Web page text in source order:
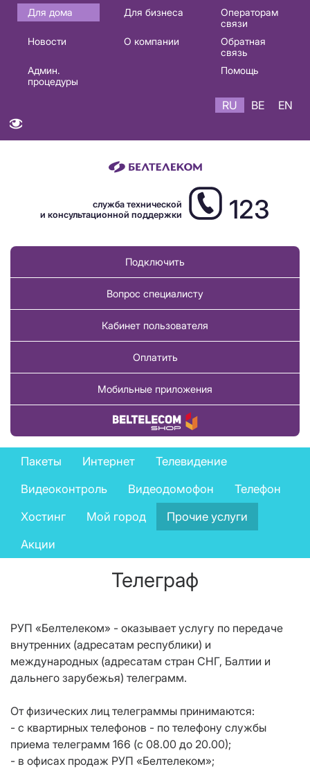
Основная
навигация
Для дома Для бизнеса
Операторам
связи
Новости
О компании
Обратная
связь
Админ.
процедуры
Помощь
RU BE EN
служба технической
и консультационной поддержки
123
Подключить
Вопрос специалисту
Кабинет пользователя
Оплатить
Мобильные приложения
Купить товар
Private
services
menu
Пакеты Интернет
Телевидение
Видеоконтроль
Видеодомофон
Телефон
Хостинг
Мой город
Прочие услуги
Акции
Телеграф
РУП «Белтелеком» - оказывает услугу по передаче
внутренних (адресатам республики) и
международных (адресатам стран СНГ, Балтии и
дальнего зарубежья) телеграмм.
От физических лиц телеграммы принимаются:
- с квартирных телефонов - по телефону службы
приема телеграмм 166 (с 08.00 до 20.00);
- в офисах продаж РУП «Белтелеком»;